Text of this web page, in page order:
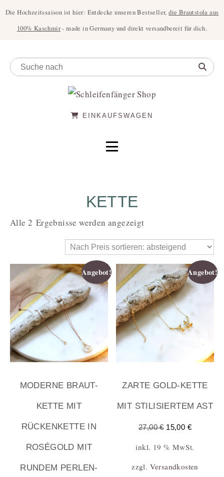
Die Hochzeitssaison ist hier: Entdecke unseren Bestseller,die Brautstola aus
100% Kaschmir- made in Germany und direkt versandbereit für dich.
EINKAUFSWAGEN
KETTE
Alle 2 Ergebnisse werden angezeigt
Angebot!
MODERNE BRAUT-
KETTE MIT
RÜCKENKETTE IN
ROSÉGOLD MIT
RUNDEM PERLEN-
Angebot!
ZARTE GOLD-KETTE
MIT STILISIERTEM AST
27,00€ 15,00 €
inkl. 19 % MwSt.
zzgl. Versandkosten